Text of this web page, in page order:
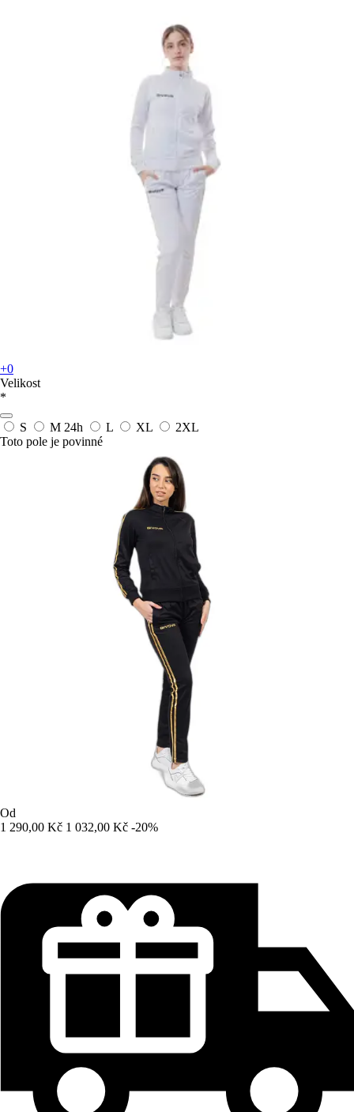
+0
Velikost
*
S M 24h L XL
2XL
Toto pole je povinné
Od
1 290,00 Kč 1 032,00 Kč -20%